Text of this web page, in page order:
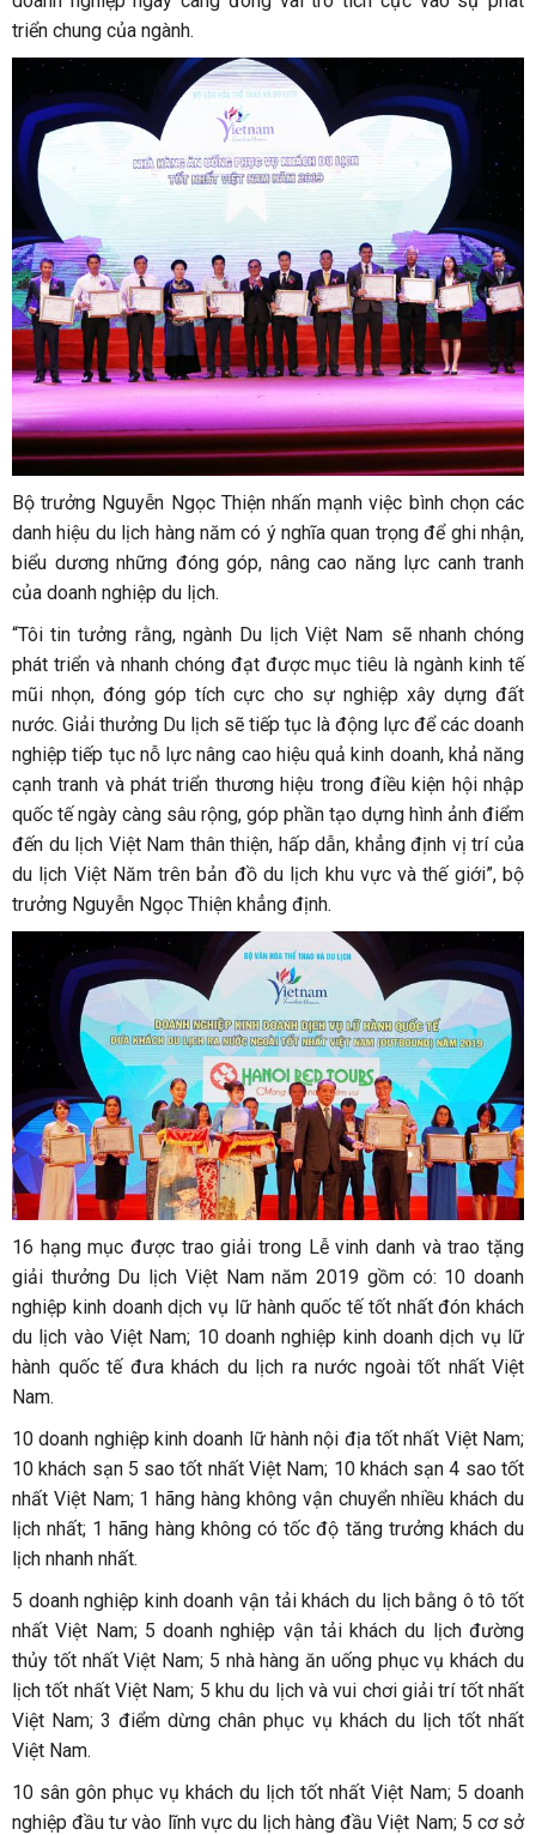
triển chung của ngành.
Bộ trưởng Nguyễn Ngọc Thiện nhấn mạnh việc bình chọn các
danh hiệu du lịch hàng năm có ý nghĩa quan trọng để ghi nhận,
biểu dương những đóng góp, nâng cao năng lực canh tranh
của doanh nghiệp du lịch.
“Tôi tin tưởng rằng, ngành Du lịch Việt Nam sẽ nhanh chóng
phát triển và nhanh chóng đạt được mục tiêu là ngành kinh tế
mũi nhọn, đóng góp tích cực cho sự nghiệp xây dựng đất
nước. Giải thưởng Du lịch sẽ tiếp tục là động lực để các doanh
nghiệp tiếp tục nỗ lực nâng cao hiệu quả kinh doanh, khả năng
cạnh tranh và phát triển thương hiệu trong điều kiện hội nhập
quốc tế ngày càng sâu rộng, góp phần tạo dựng hình ảnh điểm
đến du lịch Việt Nam thân thiện, hấp dẫn, khẳng định vị trí của
du lịch Việt Năm trên bản đồ du lịch khu vực và thế giới”, bộ
trưởng Nguyễn Ngọc Thiện khẳng định.
16 hạng mục được trao giải trong Lễ vinh danh và trao tặng
giải thưởng Du lịch Việt Nam năm 2019 gồm có: 10 doanh
nghiệp kinh doanh dịch vụ lữ hành quốc tế tốt nhất đón khách
du lịch vào Việt Nam; 10 doanh nghiệp kinh doanh dịch vụ lữ
hành quốc tế đưa khách du lịch ra nước ngoài tốt nhất Việt
Nam.
10 doanh nghiệp kinh doanh lữ hành nội địa tốt nhất Việt Nam;
10 khách sạn 5 sao tốt nhất Việt Nam; 10 khách sạn 4 sao tốt
nhất Việt Nam; 1 hãng hàng không vận chuyển nhiều khách du
lịch nhất; 1 hãng hàng không có tốc độ tăng trưởng khách du
lịch nhanh nhất.
5 doanh nghiệp kinh doanh vận tải khách du lịch bằng ô tô tốt
nhất Việt Nam; 5 doanh nghiệp vận tải khách du lịch đường
thủy tốt nhất Việt Nam; 5 nhà hàng ăn uống phục vụ khách du
lịch tốt nhất Việt Nam; 5 khu du lịch và vui chơi giải trí tốt nhất
Việt Nam; 3 điểm dừng chân phục vụ khách du lịch tốt nhất
Việt Nam.
10 sân gôn phục vụ khách du lịch tốt nhất Việt Nam; 5 doanh
nghiệp đầu tư vào lĩnh vực du lịch hàng đầu Việt Nam; 5 cơ sở